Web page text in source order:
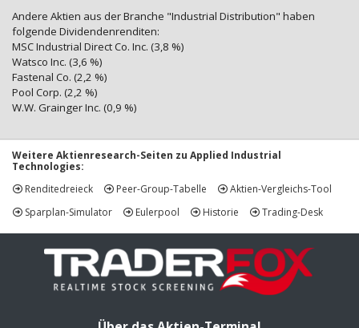
Andere Aktien aus der Branche "Industrial Distribution" haben
folgende Dividendenrenditen:
MSC Industrial Direct Co. Inc. (3,8 %)
Watsco Inc. (3,6 %)
Fastenal Co. (2,2 %)
Pool Corp. (2,2 %)
W.W. Grainger Inc. (0,9 %)
Weitere Aktienresearch-Seiten zu Applied Industrial
Technologies:
Renditedreieck
Peer-Group-Tabelle
Aktien-Vergleichs-Tool
Sparplan-Simulator
Eulerpool Historie Trading-Desk